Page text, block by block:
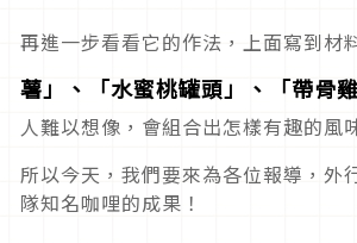
再進一步看看它的作法，上面寫到材
薯」、「水蜜桃罐頭」、「帶骨雞
人難以想像，會組合出怎樣有趣的風
所以今天，我們要來為各位報導，外
隊知名咖哩的成果！